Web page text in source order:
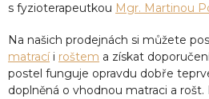
s fyzioterapeutkou Mgr. Martinou
Na našich prodejnách si můžete
matracíi roštem a získat
postel funguje opravdu dobře
doplněná o vhodnou matraci a